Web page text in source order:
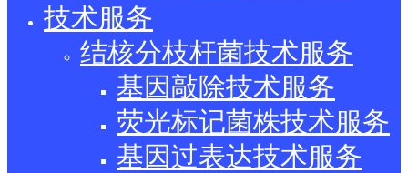
技术服务
结核分枝杆菌技术服务
基因敲除技术服务
荧光标记菌株技术服务
基因过表达技术服务